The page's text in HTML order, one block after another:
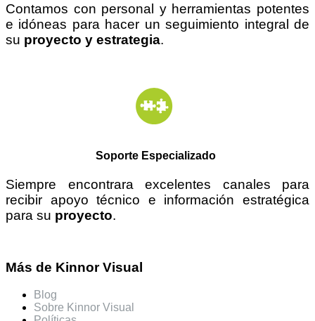
Contamos con personal y herramientas potentes
e idóneas para hacer un seguimiento integral de
su proyecto y estrategia.
Soporte Especializado
Siempre encontrara excelentes canales para
recibir apoyo técnico e información estratégica
para su proyecto.
Más de Kinnor Visual
Blog
Sobre Kinnor Visual